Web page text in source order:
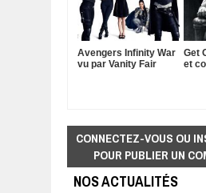
Avengers Infinity War
vu par Vanity Fair
Get
et
CONNECTEZ-VOUS OU
POUR PUBLIER UN
NOS ACTUALITÉS